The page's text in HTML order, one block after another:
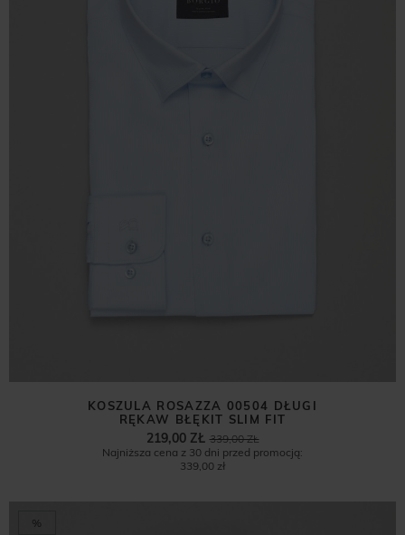
KOSZULA ROSAZZA 00504 DŁUGI
RĘKAW BŁĘKIT SLIM FIT
339,00 ZŁ
219,00 ZŁ
Najniższa cena z 30 dni przed promocją:
339,00 zł
%